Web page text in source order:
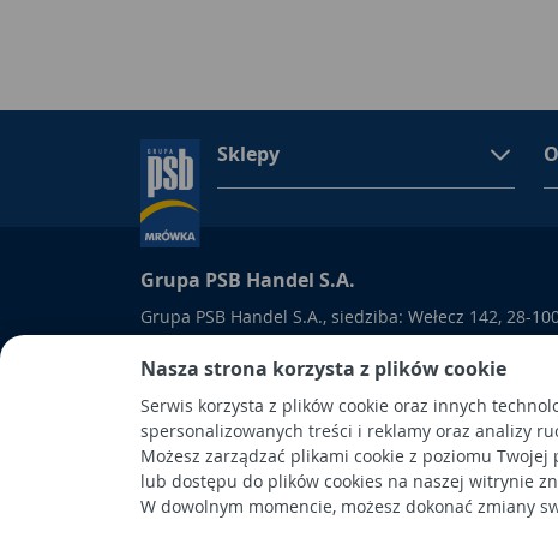
Nasza strona korzysta z plików cookie
Serwis korzysta z plików cookie oraz innych
spersonalizowanych treści i reklamy oraz analizy
Możesz zarządzać plikami cookie z poziomu
lub dostępu do plików cookies na naszej witrynie
W dowolnym momencie, możesz dokonać zmiany
Sklepy
Grupa PSB Handel S.A.
Grupa PSB Handel S.A., siedziba: Wełecz 142, 28-
wpisana do Rejestru Przedsiębiorców
Kielcach
kapitał wpłacony: 53.275.000,00 zł. Spółka
Wykonanie: